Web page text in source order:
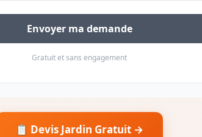
Envoyer ma demande
Gratuit et sans engagement
📋 Devis Jardin Gratuit →